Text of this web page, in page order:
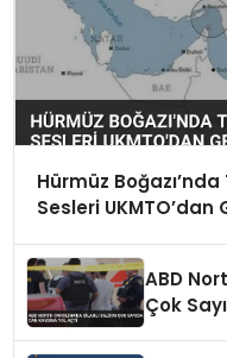
Hürmüz
Sesleri UKMTO’dan
ABD
Çok